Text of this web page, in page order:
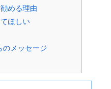
める理由
ほしい
のメッセージ